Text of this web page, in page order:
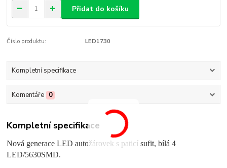
Přidat do košíku
Číslo produktu: LED1730
Kompletní specifikace
Komentáře 0
Kompletní specifikace
Nová generace LED autožárovek s paticí sufit, bílá 4
LED/5630SMD.